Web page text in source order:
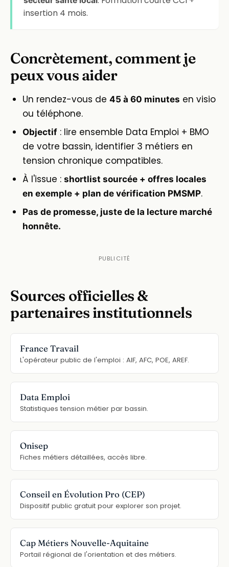
insertion 4 mois.
Concrètement, comment je
peux vous aider
Un rendez-vous de 45 à 60 minutes en visio
ou téléphone.
Objectif : lire ensemble Data Emploi + BMO
de votre bassin, identifier 3 métiers en
tension chronique compatibles.
À l'issue : shortlist sourcée + offres locales
en exemple + plan de vérification PMSMP.
Pas de promesse, juste de la lecture marché
honnête.
Sources officielles &
partenaires institutionnels
France Travail
L'opérateur public de l'emploi : AIF, AFC, POE, AREF.
Data Emploi
Statistiques tension métier par bassin.
Onisep
Fiches métiers détaillées, accès libre.
Conseil en Évolution Pro (CEP)
Dispositif public gratuit pour explorer son projet.
Cap Métiers Nouvelle-Aquitaine
Portail régional de l'orientation et des métiers.